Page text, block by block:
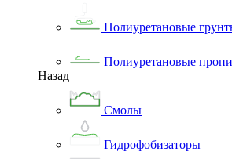
Полиуретановые
Полиуретановые
Назад
Смолы
Гидрофобизаторы